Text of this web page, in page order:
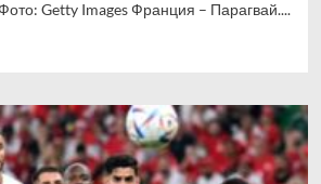
Getty Images Франция – Парагвай....